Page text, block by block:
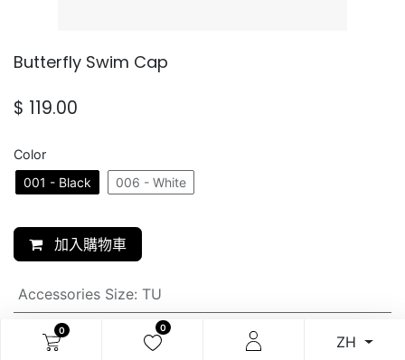
0 0
ZH
Butterfly Swim Cap
$ 119.00
Color
001 - Black
006 - White
加入購物車
Accessories Size: TU
SKU: N/A